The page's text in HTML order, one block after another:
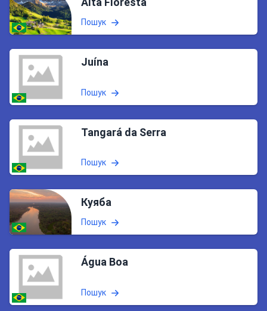
Пошук
Juína
Пошук
Tangará da Serra
Пошук
Куяба
Пошук
Água Boa
Пошук